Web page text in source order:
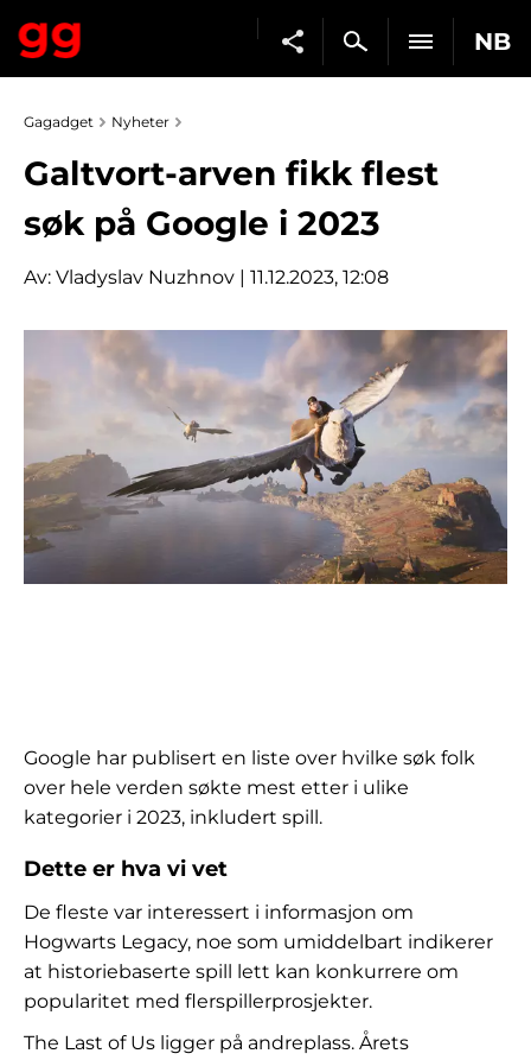
NB
Gagadget Nyheter
Galtvort-arven fikk flest
søk på Google i 2023
Av: Vladyslav Nuzhnov | 11.12.2023, 12:08
Google har publisert en liste over hvilke søk folk
over hele verden søkte mest etter i ulike
kategorier i 2023, inkludert spill.
Dette er hva vi vet
De fleste var interessert i informasjon om
Hogwarts Legacy, noe som umiddelbart indikerer
at historiebaserte spill lett kan konkurrere om
popularitet med flerspillerprosjekter.
The Last of Us ligger på andreplass. Årets